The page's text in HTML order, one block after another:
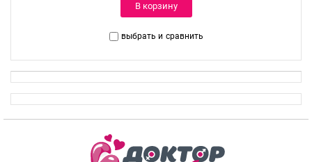
В корзину
выбрать и сравнить